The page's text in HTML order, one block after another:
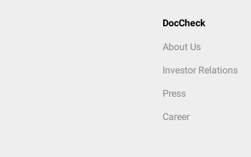
DocCheck
About Us
Investor Relations
Press
Career